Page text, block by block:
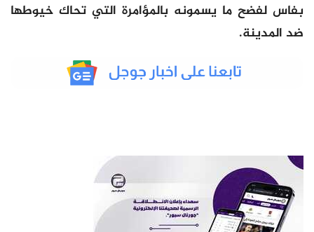
بفاس لفضح ما يسمونه بالمؤامرة التي تحاك خيوطها
ضد المدينة.